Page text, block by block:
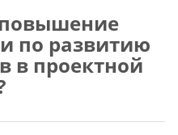
по развитию
в проектной